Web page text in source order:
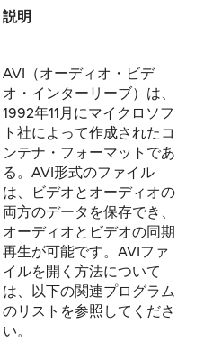
説明
AVI（オーディオ・ビデ
オ・インターリーブ）は、
1992年11月にマイクロソフ
ト社によって作成されたコ
ンテナ・フォーマットであ
る。AVI形式のファイル
は、ビデオとオーディオの
両方のデータを保存でき、
オーディオとビデオの同期
再生が可能です。AVIファ
イルを開く方法について
は、以下の関連プログラム
のリストを参照してくださ
い。